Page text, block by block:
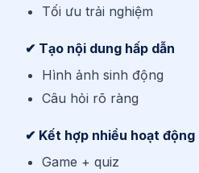
Tối ưu trải nghiệm
✔ Tạo nội dung hấp dẫn
Hình ảnh sinh động
Câu hỏi rõ ràng
✔ Kết hợp nhiều hoạt động
Game + quiz